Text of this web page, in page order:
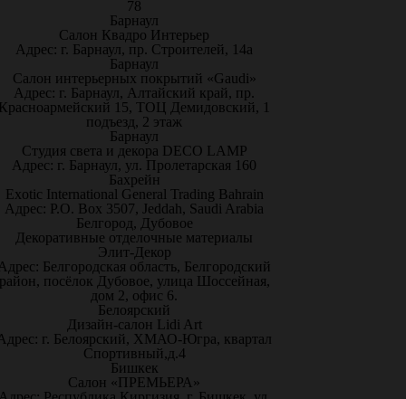
78
Барнаул
Салон Квадро Интерьер
Адрес: г. Барнаул, пр. Строителей, 14а
Барнаул
Салон интерьерных покрытий «Gaudi»
Адрес: г. Барнаул, Алтайский край, пр.
15, ТОЦ Демидовский, 1
подъезд, 2 этаж
Барнаул
Студия света и декора DECO LAMP
Адрес: г. Барнаул, ул. Пролетарская 160
Бахрейн
Exotic International General Trading Bahrain
Адрес: P.O. Box 3507, Jeddah, Saudi Arabia
Белгород, Дубовое
Декоративные отделочные материалы
Элит-Декор
Белгородская область, Белгородский
посёлок Дубовое, улица Шоссейная,
дом 2, офис 6.
Белоярский
Дизайн-салон Lidi Art
г. Белоярский, ХМАО-Югра, квартал
Спортивный,д.4
Бишкек
Салон «ПРЕМЬЕРА»